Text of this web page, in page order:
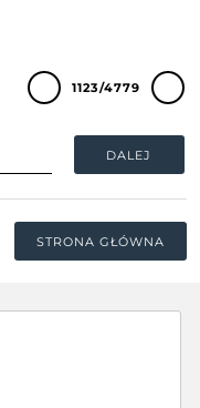
DALEJ
1123/4779
STRONA GŁÓWNA